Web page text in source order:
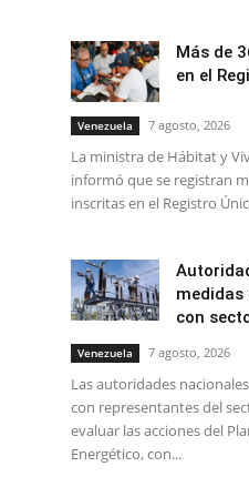
Más de
en el
Venezuela 7 agosto, 2026
La ministra de Hábitat y
informó que se registran
inscritas en el Registro
medidas
con
Venezuela 7 agosto, 2026
Las autoridades
con representantes del
evaluar las acciones del
Energético, con...